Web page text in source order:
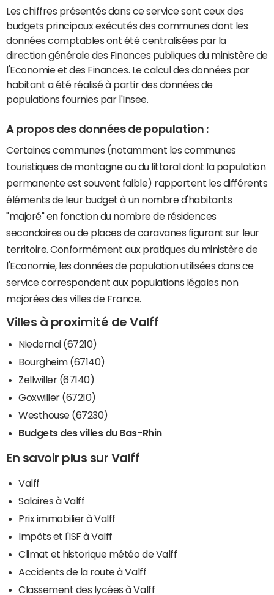
Les chiffres présentés dans ce service sont ceux des
budgets principaux exécutés des communes dont les
données comptables ont été centralisées par la
direction générale des Finances publiques du ministère de
l'Economie et des Finances. Le calcul des données par
habitant a été réalisé à partir des données de
populations fournies par l'Insee.
A propos des données de population :
Certaines communes (notamment les communes
touristiques de montagne ou du littoral dont la population
permanente est souvent faible) rapportent les différents
éléments de leur budget à un nombre d'habitants
"majoré" en fonction du nombre de résidences
secondaires ou de places de caravanes figurant sur leur
territoire. Conformément aux pratiques du ministère de
l'Economie, les données de population utilisées dans ce
service correspondent aux populations légales non
majorées des villes de France.
Villes à proximité de Valff
Niedernai (67210)
Bourgheim (67140)
Zellwiller (67140)
Goxwiller (67210)
Westhouse (67230)
Budgets des villes du Bas-Rhin
En savoir plus sur Valff
Valff
Salaires à Valff
Prix immobilier à Valff
Impôts et l'ISF à Valff
Climat et historique météo de Valff
Accidents de la route à Valff
Classement des lycées à Valff